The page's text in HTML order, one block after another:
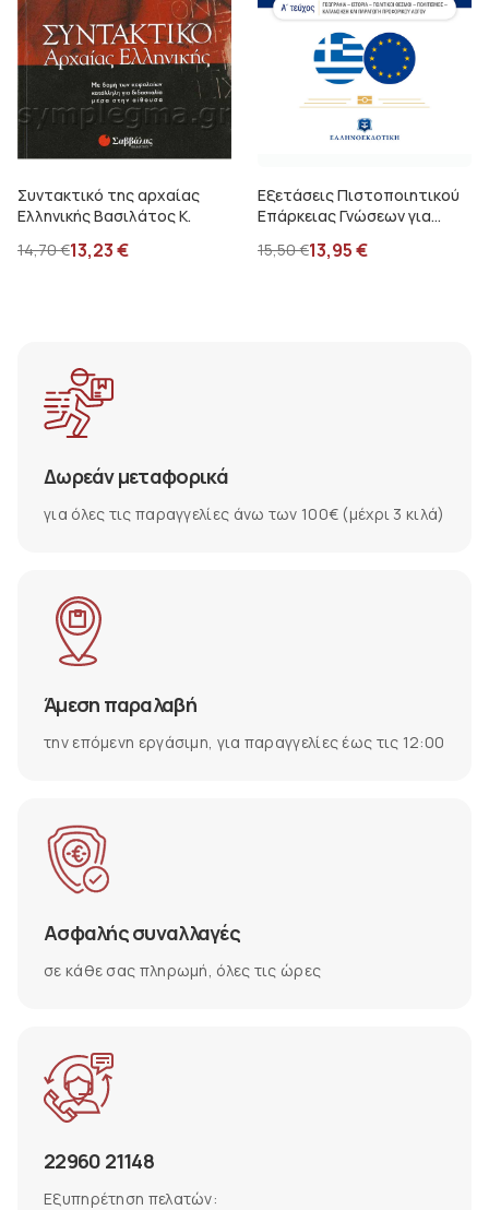
Συντακτικό της αρχαίας
Ελληνικής Βασιλάτος Κ.
14,70€13,23€
Εξετάσεις Πιστοποιητικού
Επάρκειας Γνώσεων για
ΤΡΑΠΕΖΑ ΘΕΜΑΤΩΝ με
15,50€13,95€
Δωρεάν μεταφορικά
για όλες τις παραγγελίες άνω των 100€ (μέχρι 3 κιλά)
Άμεση παραλαβή
την επόμενη εργάσιμη, για παραγγελίες έως τις 12:00
Ασφαλής συναλλαγές
σε κάθε σας πληρωμή, όλες τις ώρες
22960 21148
Εξυπηρέτηση πελατών: